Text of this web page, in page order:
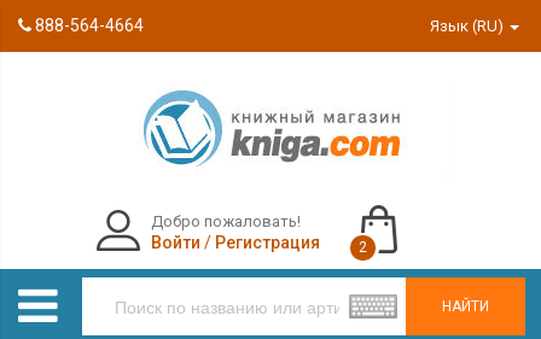
888-564-4664 Язык (RU)
НАЙТИ
Добро пожаловать!
Войти / Регистрация 2